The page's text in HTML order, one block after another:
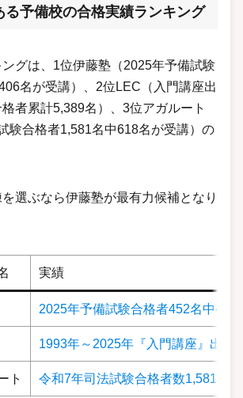
る予備校の合格実績ランキング
グは、1位伊藤塾（2025年予備試験
名が受講）、2位LEC（入門講座出
者累計5,389名）、3位アガルート
験合格者1,581名中618名が受講）の
選ぶなら伊藤塾が最有力候補となり
実績
2025年予備試験合格者452名中406
1993年～2025年『入門講座』出身
ト 令和7年司法試験合格者数1,581名